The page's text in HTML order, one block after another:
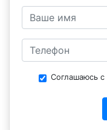
Соглашаюсь с